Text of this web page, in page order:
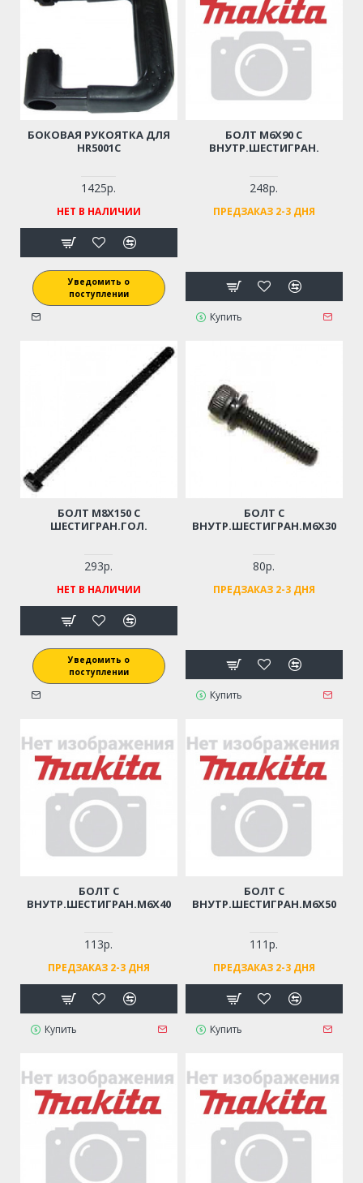
БОКОВАЯ РУКОЯТКА ДЛЯ
HR5001C
1425р.
НЕТ В НАЛИЧИИ
Уведомить о
поступлении
БОЛТ M6Х90 С
ВНУТР.ШЕСТИГРАН.
248р.
ПРЕДЗАКАЗ 2-3 ДНЯ
Купить
БОЛТ M8Х150 С
ШЕСТИГРАН.ГОЛ.
293р.
НЕТ В НАЛИЧИИ
Уведомить о
поступлении
БОЛТ С
ВНУТР.ШЕСТИГРАН.М6Х30
80р.
ПРЕДЗАКАЗ 2-3 ДНЯ
Купить
БОЛТ С
ВНУТР.ШЕСТИГРАН.М6Х40
113р.
ПРЕДЗАКАЗ 2-3 ДНЯ
Купить
БОЛТ С
ВНУТР.ШЕСТИГРАН.М6Х50
111р.
ПРЕДЗАКАЗ 2-3 ДНЯ
Купить